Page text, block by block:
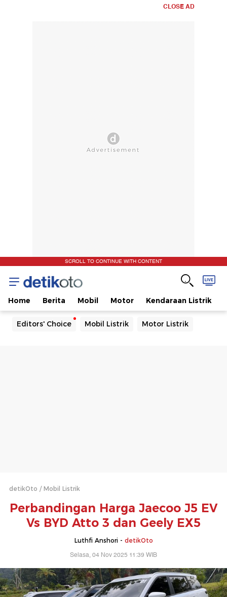
CLOSE AD
SCROLL TO CONTINUE WITH CONTENT
Home Berita Mobil Motor Kendaraan Listrik
Editors' Choice Mobil Listrik Motor Listrik
detikOto Mobil Listrik
Perbandingan Harga Jaecoo J5 EV
Vs BYD Atto 3 dan Geely EX5
Luthfi Anshori - detikOto
Selasa, 04 Nov 2025 11:39 WIB